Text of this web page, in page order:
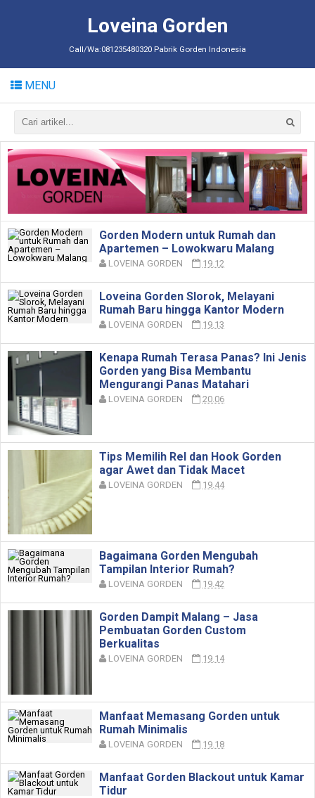
Loveina Gorden
Call/Wa:081235480320 Pabrik Gorden Indonesia
MENU
Gorden Modern untuk Rumah dan
Apartemen – Lowokwaru Malang
LOVEINA GORDEN 19.12
Loveina Gorden Slorok, Melayani
Rumah Baru hingga Kantor Modern
LOVEINA GORDEN 19.13
Kenapa Rumah Terasa Panas? Ini Jenis
Gorden yang Bisa Membantu
Mengurangi Panas Matahari
LOVEINA GORDEN 20.06
Tips Memilih Rel dan Hook Gorden
agar Awet dan Tidak Macet
LOVEINA GORDEN 19.44
Bagaimana Gorden Mengubah
Tampilan Interior Rumah?
LOVEINA GORDEN 19.42
Gorden Dampit Malang – Jasa
Pembuatan Gorden Custom
Berkualitas
LOVEINA GORDEN 19.14
Manfaat Memasang Gorden untuk
Rumah Minimalis
LOVEINA GORDEN 19.18
Manfaat Gorden Blackout untuk Kamar
Tidur